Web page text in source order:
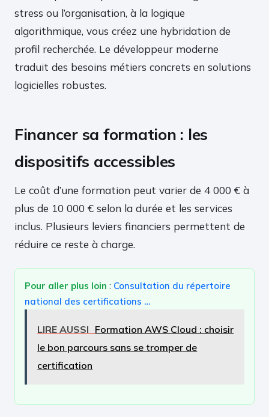
stress ou l’organisation, à la logique
algorithmique, vous créez une hybridation de
profil recherchée. Le développeur moderne
traduit des besoins métiers concrets en solutions
logicielles robustes.
Financer sa formation : les
dispositifs accessibles
Le coût d’une formation peut varier de 4 000 € à
plus de 10 000 € selon la durée et les services
inclus. Plusieurs leviers financiers permettent de
réduire ce reste à charge.
Pour aller plus loin : Consultation du répertoire
national des certifications …
LIRE AUSSI Formation AWS Cloud : choisir
le bon parcours sans se tromper de
certification